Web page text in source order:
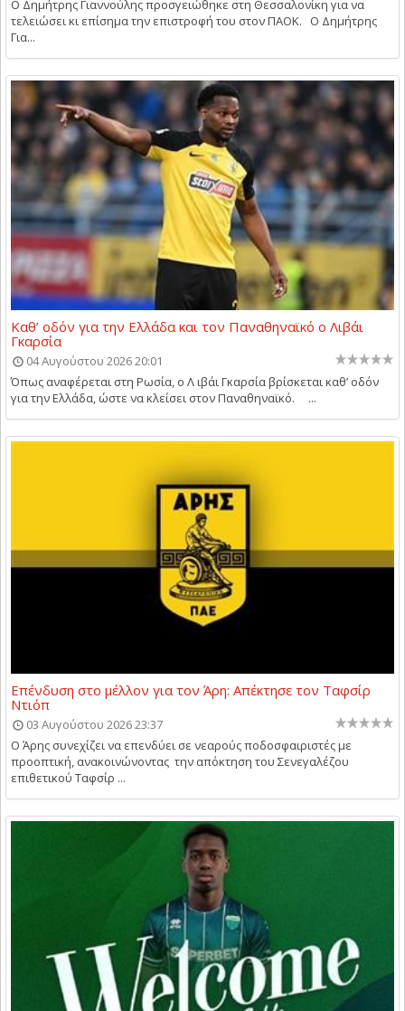
Ο Δημήτρης Γιαννούλης προσγειώθηκε στη Θεσσαλονίκη για να
τελειώσει κι επίσημα την επιστροφή του στον ΠΑΟΚ. Ο Δημήτρης
Για...
Καθ’ οδόν για την Ελλάδα και τον Παναθηναϊκό ο Λιβάι
Γκαρσία
04 Αυγούστου 2026 20:01
Όπως αναφέρεται στη Ρωσία, ο Λ ιβάι Γκαρσία βρίσκεται καθ’ οδόν
για την Ελλάδα, ώστε να κλείσει στον Παναθηναϊκό. ...
Επένδυση στο μέλλον για τον Άρη: Απέκτησε τον Ταφσίρ
Ντιόπ
03 Αυγούστου 2026 23:37
Ο Άρης συνεχίζει να επενδύει σε νεαρούς ποδοσφαιριστές με
προοπτική, ανακοινώνοντας την απόκτηση του Σενεγαλέζου
επιθετικού Ταφσίρ ...